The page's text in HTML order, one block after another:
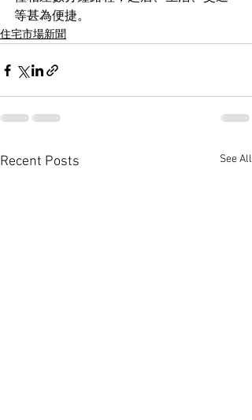
等甚為便捷。
住宅市場新聞
Recent Posts See All